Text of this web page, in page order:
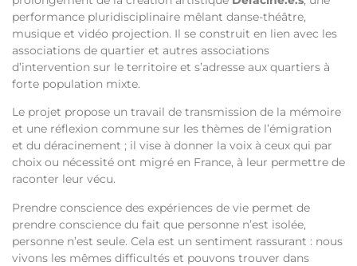
performance pluridisciplinaire mêlant danse-théâtre,
musique et vidéo projection. Il se construit en lien avec les
associations de quartier et autres associations
d’intervention sur le territoire et s’adresse aux quartiers à
forte population mixte.
Le projet propose un travail de transmission de la mémoire
et une réflexion commune sur les thèmes de l’émigration
et du déracinement ; il vise à donner la voix à ceux qui par
choix ou nécessité ont migré en France, à leur permettre de
raconter leur vécu.
Prendre conscience des expériences de vie permet de
prendre conscience du fait que personne n’est isolée,
personne n’est seule. Cela est un sentiment rassurant : nous
vivons les mêmes difficultés et pouvons trouver dans